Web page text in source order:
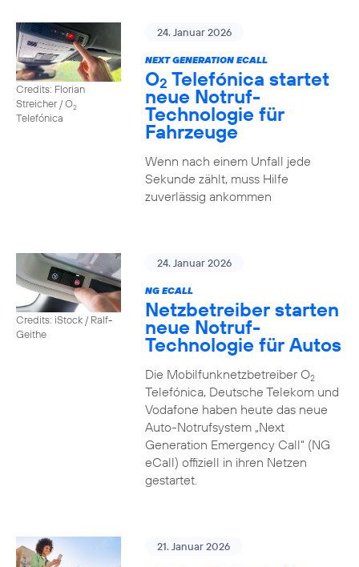
Credits: Florian
Streicher / O2
Telefónica
24. Januar 2026
NEXT GENERATION ECALL
O2 Telefónica startet
neue Notruf-
Technologie für
Fahrzeuge
Wenn nach einem Unfall jede
Sekunde zählt, muss Hilfe
zuverlässig ankommen
Credits: iStock / Ralf-
Geithe
24. Januar 2026
NG ECALL
Netzbetreiber starten
neue Notruf-
Technologie für Autos
Die Mobilfunknetzbetreiber O2
Telefónica, Deutsche Telekom und
Vodafone haben heute das neue
Auto-Notrufsystem „Next
Generation Emergency Call“ (NG
eCall) offiziell in ihren Netzen
gestartet.
21. Januar 2026